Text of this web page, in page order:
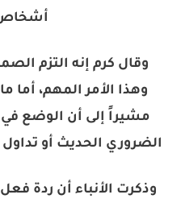
أشخاص
وقال كرم إنه التزم
وهذا الأمر المهم، أما
مشيراً إلى أن الوضع
الضروري الحديث أو
وذكرت الأنباء أن ردة